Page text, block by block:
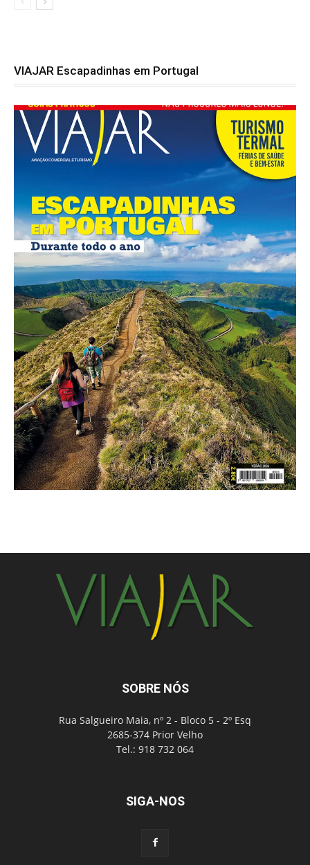
VIAJAR Escapadinhas em Portugal
SOBRE NÓS
Rua Salgueiro Maia, nº 2 - Bloco 5 - 2º Esq
2685-374 Prior Velho
Tel.: 918 732 064
SIGA-NOS